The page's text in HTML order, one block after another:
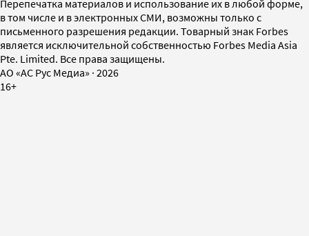
Перепечатка материалов и использование их в любой форме,
в том числе и в электронных СМИ, возможны только с
письменного разрешения редакции. Товарный знак Forbes
является исключительной собственностью Forbes Media Asia
Pte. Limited. Все права защищены.
AO «АС Рус Медиа» · 2026
16+